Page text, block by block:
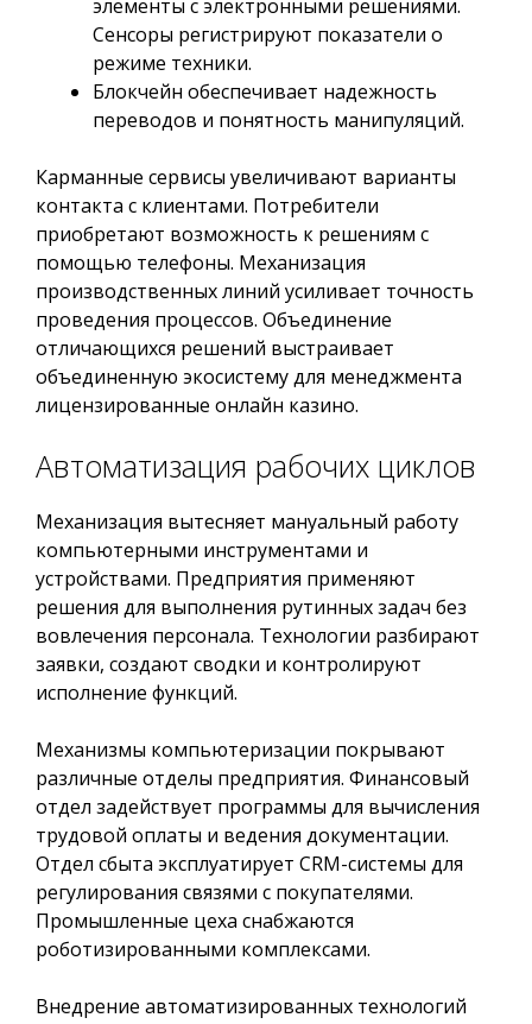
элементы с электронными решениями.
Сенсоры регистрируют показатели о
режиме техники.
Блокчейн обеспечивает надежность
переводов и понятность манипуляций.
Карманные сервисы увеличивают варианты
контакта с клиентами. Потребители
приобретают возможность к решениям с
помощью телефоны. Механизация
производственных линий усиливает точность
проведения процессов. Объединение
отличающихся решений выстраивает
объединенную экосистему для менеджмента
лицензированные онлайн казино.
Автоматизация рабочих циклов
Механизация вытесняет мануальный работу
компьютерными инструментами и
устройствами. Предприятия применяют
решения для выполнения рутинных задач без
вовлечения персонала. Технологии разбирают
заявки, создают сводки и контролируют
исполнение функций.
Механизмы компьютеризации покрывают
различные отделы предприятия. Финансовый
отдел задействует программы для вычисления
трудовой оплаты и ведения документации.
Отдел сбыта эксплуатирует CRM-системы для
регулирования связями с покупателями.
Промышленные цеха снабжаются
роботизированными комплексами.
Внедрение автоматизированных технологий